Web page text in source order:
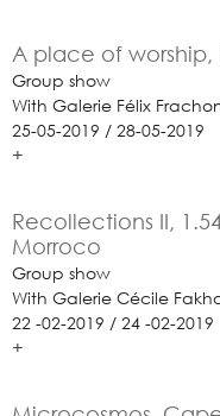
A place of worship,
Group show
With Galerie Félix
25-05-2019 / 28-05-2019
+
Recollections II,
Morroco
Group show
With Galerie Cécile
22 -02-2019 / 24 -02-2019
+